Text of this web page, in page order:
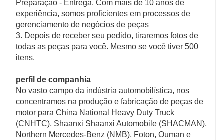
Preparação - Entrega. Com mais de 10 anos de
experiência, somos proficientes em processos de
gerenciamento de negócios de peças
3. Depois de receber seu pedido, tiraremos fotos de
todas as peças para você. Mesmo se você tiver 500
itens.
perfil de companhia
No vasto campo da indústria automobilística, nos
concentramos na produção e fabricação de peças de
motor para China National Heavy Duty Truck
(CNHTC), Shaanxi Shaanxi Automobile (SHACMAN),
Northern Mercedes-Benz (NMB), Foton, Ouman e